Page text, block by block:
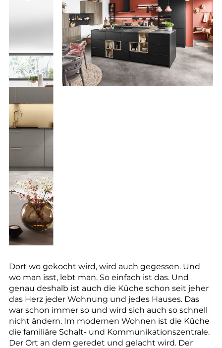
Dort wo gekocht wird, wird auch gegessen. Und
wo man isst, lebt man. So einfach ist das. Und
genau deshalb ist auch die Küche schon seit jeher
das Herz jeder Wohnung und jedes Hauses. Das
war schon immer so und wird sich auch so schnell
nicht ändern. Im modernen Wohnen ist die Küche
die familiäre Schalt- und Kommunikationszentrale.
Der Ort an dem geredet und gelacht wird. Der